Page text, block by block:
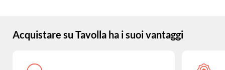
Acquistare su Tavolla ha i suoi vantaggi